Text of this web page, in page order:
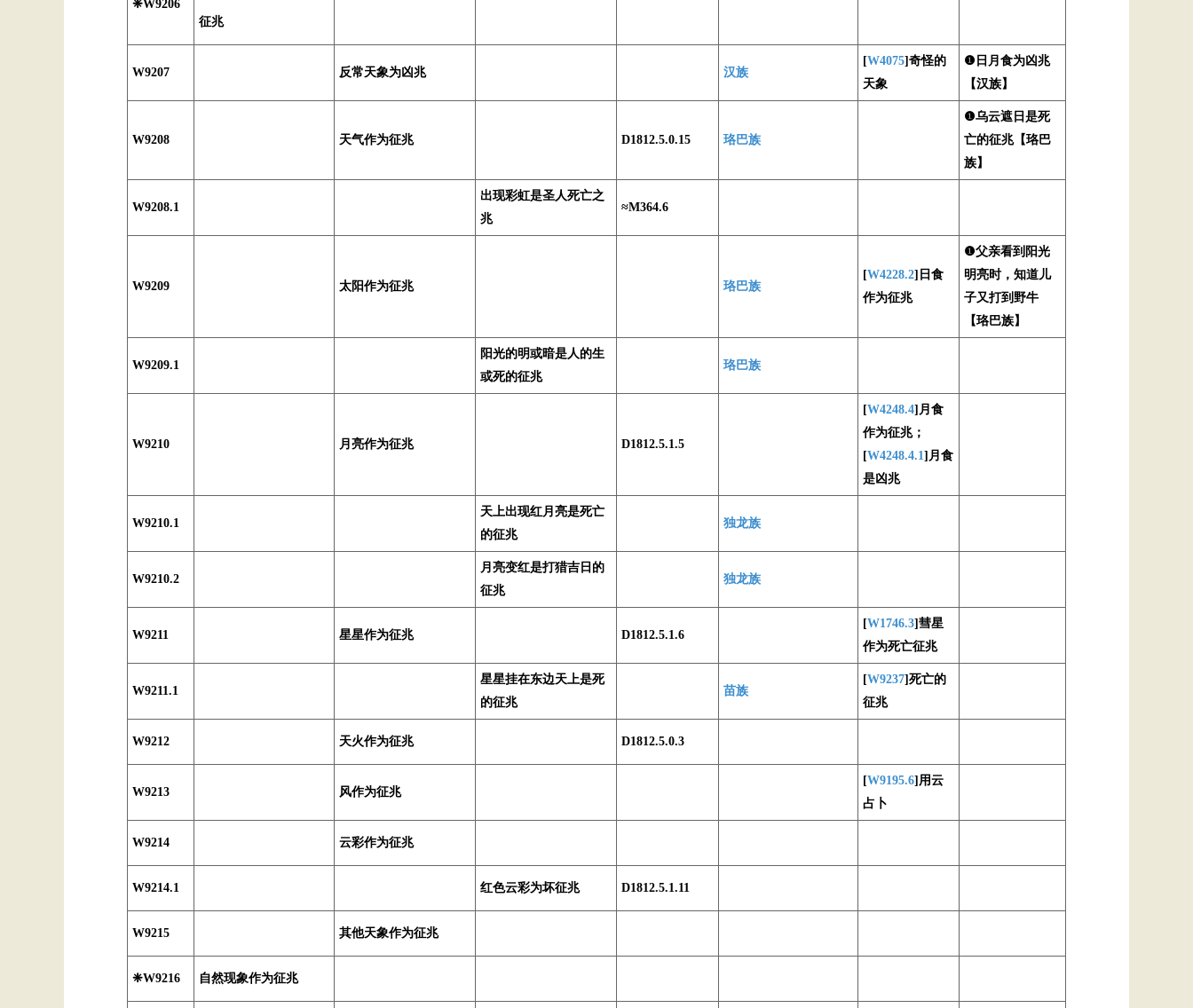
❈W9206
征兆
W9207 反常天象为凶兆 汉族
[W4075]奇怪的
天象
❶日月食为凶兆
【汉族】
W9208 天气作为征兆 D1812.5.0.15 珞巴族
❶乌云遮日是死
亡的征兆【珞巴
族】
W9208.1
出现彩虹是圣人死亡之
兆
≈M364.6
W9209 太阳作为征兆 珞巴族
[W4228.2]日食
作为征兆
❶父亲看到阳光
明亮时，知道儿
子又打到野牛
【珞巴族】
W9209.1
阳光的明或暗是人的生
或死的征兆
珞巴族
W9210 月亮作为征兆 D1812.5.1.5
[W4248.4]月食
作为征兆；
[W4248.4.1]月食
是凶兆
W9210.1
天上出现红月亮是死亡
的征兆
独龙族
W9210.2
月亮变红是打猎吉日的
征兆
独龙族
W9211 星星作为征兆 D1812.5.1.6
[W1746.3]彗星
作为死亡征兆
W9211.1
星星挂在东边天上是死
的征兆
苗族
[W9237]死亡的
征兆
W9212 天火作为征兆 D1812.5.0.3
W9213 风作为征兆
[W9195.6]用云
占卜
W9214 云彩作为征兆
W9214.1 红色云彩为坏征兆 D1812.5.1.11
W9215 其他天象作为征兆
❈W9216 自然现象作为征兆